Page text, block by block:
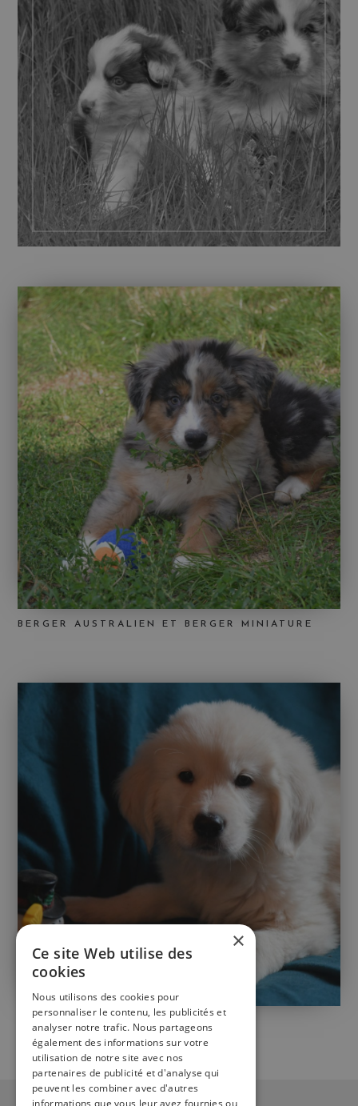
BERGER AUSTRALIEN ET BERGER MINIATURE
GOLDEN RETRIEVER
×
Ce site Web utilise des
cookies
Nous utilisons des cookies pour
personnaliser le contenu, les publicités et
analyser notre trafic. Nous partageons
également des informations sur votre
utilisation de notre site avec nos
partenaires de publicité et d'analyse qui
peuvent les combiner avec d'autres
informations que vous leur avez fournies ou